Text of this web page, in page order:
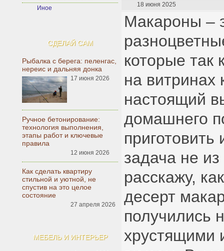
Иное
СДЕЛАЙ САМ
Рыбалка с берега: пеленгас,
нереис и дальняя донка
17 июня 2026
Ручное бетонирование:
технология выполнения,
этапы работ и ключевые
правила
12 июня 2026
Как сделать квартиру
стильной и уютной, не
спустив на это целое
состояние
27 апреля 2026
МЕБЕЛЬ И ИНТЕРЬЕР
18 июня 2025
Макароны –
которые так
на витринах
настоящий
домашнего
задача не
расскажу,
десерт
получились
хрустящими